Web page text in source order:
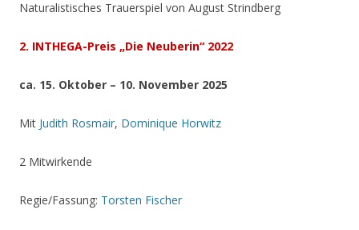
Naturalistisches Trauerspiel von August Strindberg
2. INTHEGA-Preis „Die Neuberin“ 2022
ca. 15. Oktober – 10. November 2025
Mit Judith Rosmair, Dominique Horwitz
2 Mitwirkende
Regie/Fassung: Torsten Fischer